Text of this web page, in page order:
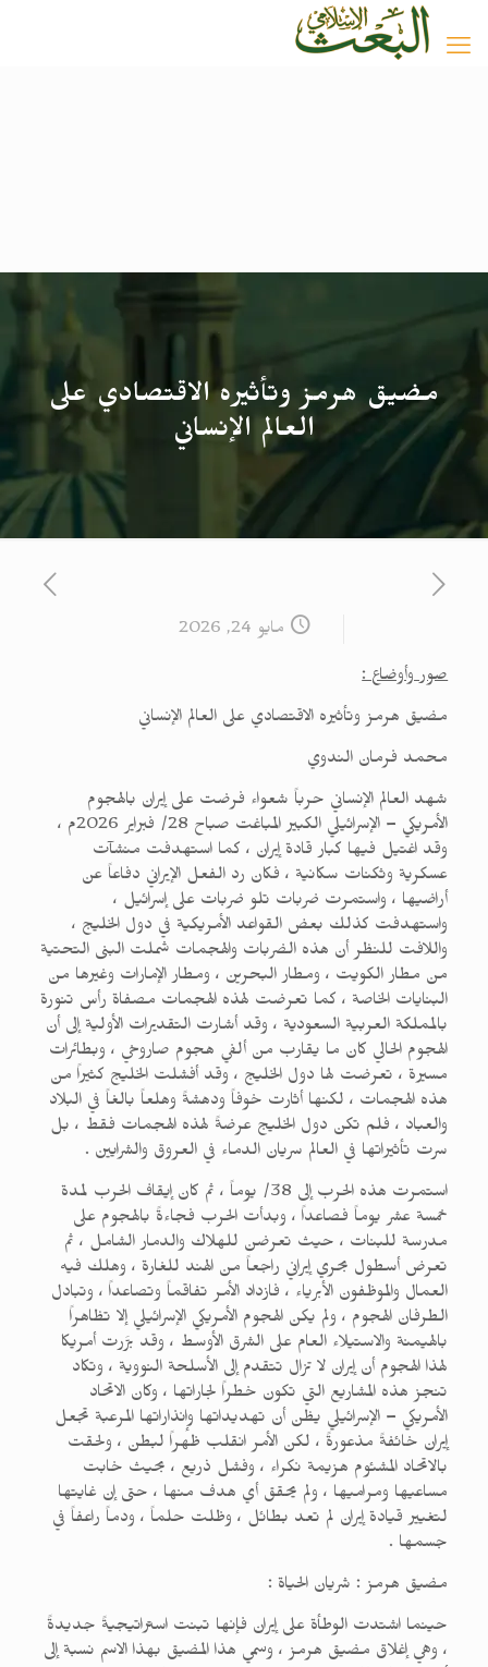
مضيق هرمز وتأثيره الاقتصادي على
العالم الإنساني
مايو 24, 2026
صور وأوضاع :
مضيق هرمز وتأثيره الاقتصادي على العالم الإنساني
محمد فرمان الندوي
شهد العالم الإنساني حرباً شعواء فرضت على إيران بالهجوم
الأمريكي – الإسرائيلي الكبير المباغت صباح 28/ فبراير 2026م ،
وقد اغتيل فيها كبار قادة إيران ، كما استهدفت منشآت
عسكرية وثكنات سكانية ، فكان رد الفعل الإيراني دفاعاً عن
أراضيها ، واستمرت ضربات تلو ضربات على إسرائيل ،
واستهدفت كذلك بعض القواعد الأمريكية في دول الخليج ،
واللافت للنظر أن هذه الضربات والهجمات شملت البنى التحتية
من مطار الكويت ، ومطار البحرين ، ومطار الإمارات وغيرها من
البنايات الخاصة ، كما تعرضت لهذه الهجمات مصفاة رأس تنورة
بالمملكة العربية السعودية ، وقد أشارت التقديرات الأولية إلى أن
الهجوم الحالي كان ما يقارب من ألفي هجوم صاروخي ، وبطائرات
مسيرة ، تعرضت لها دول الخليج ، وقد أفشلت الخليج كثيراً من
هذه الهجمات ، لكنها أثارت خوفاً ودهشةً وهلعاً بالغاً في البلاد
والعباد ، فلم تكن دول الخليج عرضةً لهذه الهجمات فقط ، بل
سرت تأثيراتها في العالم سريان الدماء في العروق والشرايين .
استمرت هذه الحرب إلى 38/ يوماً ، ثم كان إيقاف الحرب لمدة
خمسة عشر يوماً فصاعداً ، وبدأت الحرب فجاءةً بالهجوم على
مدرسة للبنات ، حيث تعرضن للهلاك والدمار الشامل ، ثم
تعرض أسطول بحري إيراني راجعاً من الهند للغارة ، وهلك فيه
العمال والموظفون الأبرياء ، فازداد الأمر تفاقماً وتصاعداً ، وتبادل
الطرفان الهجوم ، ولم يكن الهجوم الأمريكي الإسرائيلي إلا تظاهراً
بالهيمنة والاستيلاء العام على الشرق الأوسط ، وقد برَّرت أمريكا
لهذا الهجوم أن إيران لا تزال تتقدم إلى الأسلحة النووية ، وتكاد
تنجز هذه المشاريع التي تكون خطراً لجاراتها ، وكان الاتحاد
الأمريكي – الإسرائيلي يظن أن تهديداتها وإنذاراتها المرعبة تجعل
إيران خائفةً مذعورةً ، لكن الأمر انقلب ظهراً لبطن ، ولحقت
بالاتحاد المشئوم هزيمة نكراء ، وفشل ذريع ، بحيث خابت
مساعيها ومراميها ، ولم يحقق أي هدف منها ، حتى إن غايتها
لتغيير قيادة إيران لم تعد بطائل ، وظلت حلماً ، ودماً راعفاً في
جسمها .
مضيق هرمز : شريان الحياة :
حينما اشتدت الوطأة على إيران فإنها تبنت استراتيجيةً جديدةً
، وهي إغلاق مضيق هرمز ، وسمي هذا المضيق بهذا الاسم نسبة إلى